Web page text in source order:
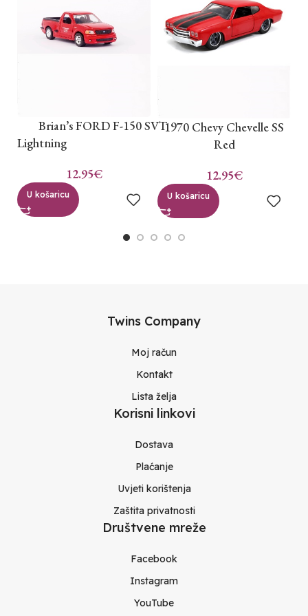
Brian’s FORD F-150 SVT
Lightning
12.95€
U košaricu
1970 Chevy Chevelle SS
Red
12.95€
U košaricu
Twins Company
Moj račun
Kontakt
Lista želja
Korisni linkovi
Dostava
Plaćanje
Uvjeti korištenja
Zaštita privatnosti
Društvene mreže
Facebook
Instagram
YouTube